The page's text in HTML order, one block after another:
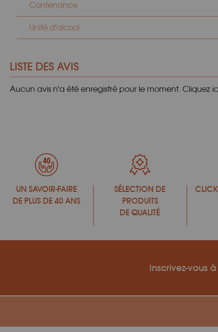
Contenance
Unité d'alcool
LISTE DES AVIS
Aucun avis n'a été enregistré pour le moment. Cliquez
UN SAVOIR-FAIRE
DE PLUS DE 40 ANS
SÉLECTION DE
PRODUITS
DE QUALITÉ
Inscrivez-vous